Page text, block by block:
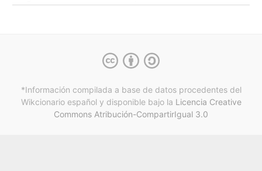
*Información compilada a base de datos procedentes del
Wikcionario español y disponible bajo la Licencia Creative
Commons Atribución-CompartirIgual 3.0